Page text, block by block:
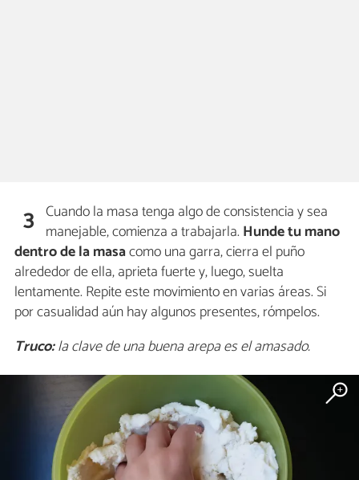
3 Cuando la masa tenga algo de consistencia y sea
manejable, comienza a trabajarla. Hunde tu mano
dentro de la masacomo una garra, cierra el puño
alrededor de ella, aprieta fuerte y, luego, suelta
lentamente. Repite este movimiento en varias áreas. Si
por casualidad aún hay algunos presentes, rómpelos.
Truco:la clave de una buena arepa es el amasado.